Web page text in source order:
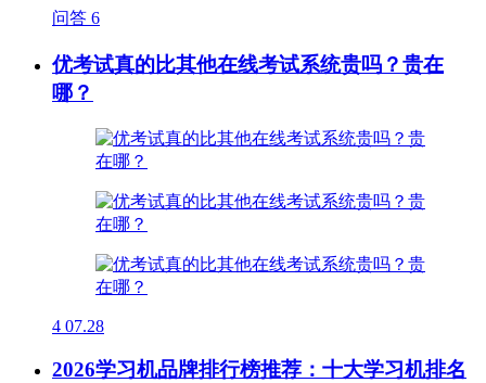
问答 6
优考试真的比其他在线考试系统贵吗？贵在
哪？
4 07.28
2026学习机品牌排行榜推荐：十大学习机排名